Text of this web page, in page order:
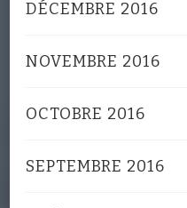
DÉCEMBRE 2016
NOVEMBRE 2016
OCTOBRE 2016
SEPTEMBRE 2016